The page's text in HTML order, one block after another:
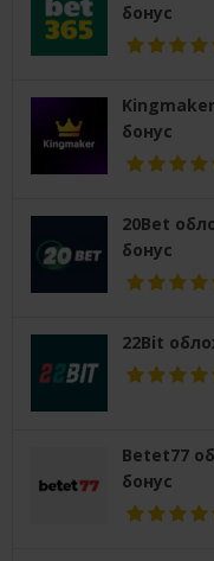
бонус
бонус
20Bet
бонус
22Bit
Betet77
бонус